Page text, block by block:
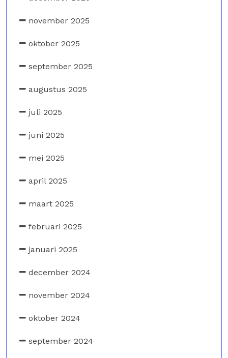
november 2025
oktober 2025
september 2025
augustus 2025
juli 2025
juni 2025
mei 2025
april 2025
maart 2025
februari 2025
januari 2025
december 2024
november 2024
oktober 2024
september 2024